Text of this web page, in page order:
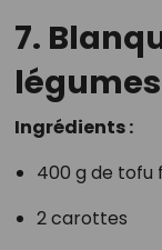
7.
légumes
Ingrédients :
400 g de tofu
2 carottes